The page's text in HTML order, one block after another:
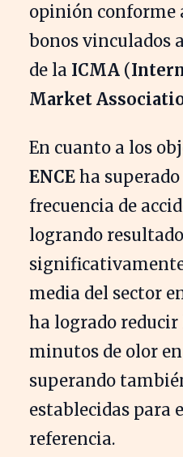
opinión conforme
bonos vinculados
de la ICMA (
Market
En cuanto a los
ENCE ha
frecuencia de
logrando
media del sector
ha logrado reducir
minutos de olor
superando
establecidas para
referencia.